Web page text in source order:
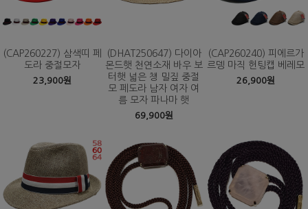
(CAP260227) 삼색띠 페
도라 중절모자
23,900원
(DHAT250647) 다이아
몬드햇 천연소재 바우 보
터햇 넓은 챙 밀짚 중절
모 페도라 남자 여자 여
름 모자 파나마 햇
69,900원
(CAP260240) 피에르가
르뎅 마직 헌팅캡 베레모
26,900원